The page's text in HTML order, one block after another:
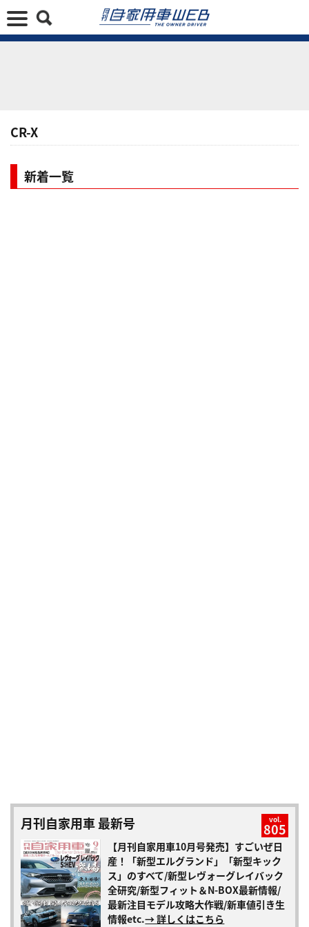
CR-X
新着一覧
月刊自家用車 最新号 vol.
805
【月刊自家用車10月号発売】すごいぜ日
産！「新型エルグランド」「新型キック
ス」のすべて/新型レヴォーグレイバック
全研究/新型フィット＆N-BOX最新情報/
最新注目モデル攻略大作戦/新車値引き生
情報etc.→ 詳しくはこちら